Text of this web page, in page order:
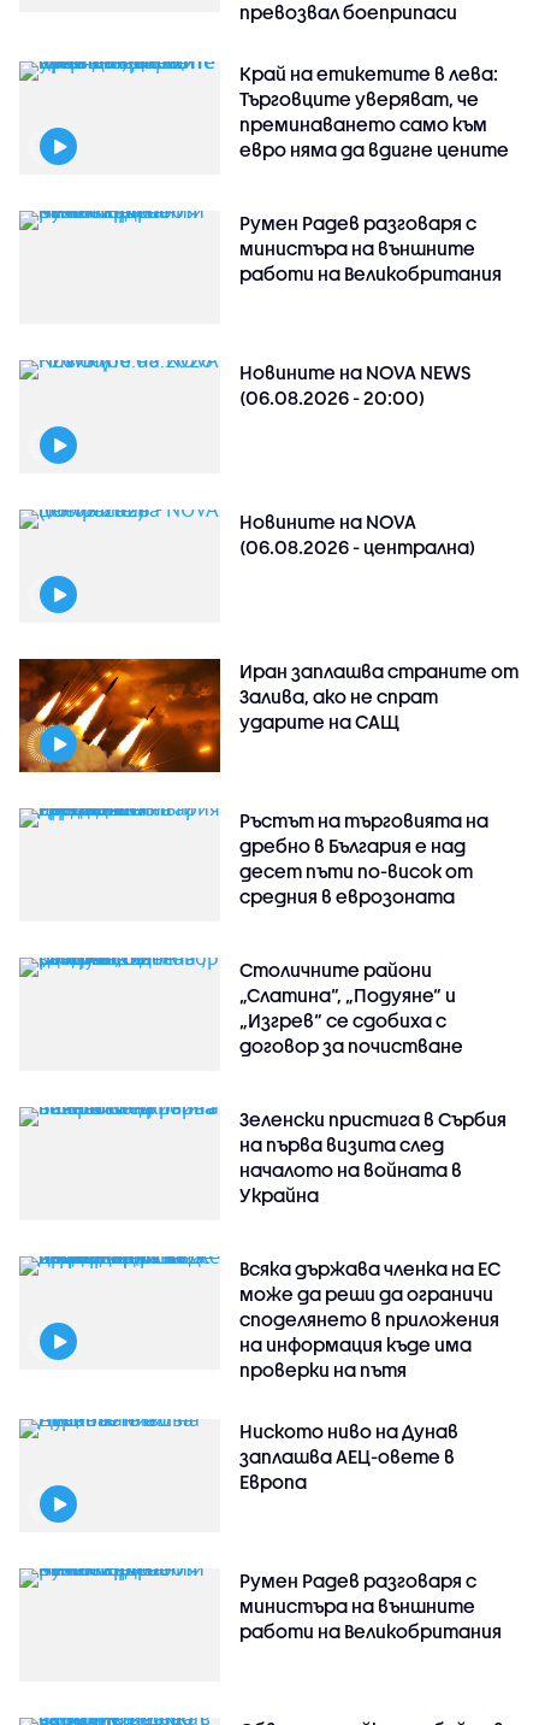
превозвал боеприпаси
Край на етикетите в лева:
Търговците уверяват, че
преминаването само към
евро няма да вдигне цените
Румен Радев разговаря с
министъра на външните
работи на Великобритания
Новините на NOVA NEWS
(06.08.2026 - 20:00)
Новините на NOVA
(06.08.2026 - централна)
Иран заплашва страните от
Залива, ако не спрат
ударите на САЩ
Ръстът на търговията на
дребно в България е над
десет пъти по-висок от
средния в еврозоната
Столичните райони
„Слатина“, „Подуяне“ и
„Изгрев“ се сдобиха с
договор за почистване
Зеленски пристига в Сърбия
на първа визита след
началото на войната в
Украйна
Всяка държава членка на ЕС
може да реши да ограничи
споделянето в приложения
на информация къде има
проверки на пътя
Ниското ниво на Дунав
заплашва АЕЦ-овете в
Европа
Румен Радев разговаря с
министъра на външните
работи на Великобритания